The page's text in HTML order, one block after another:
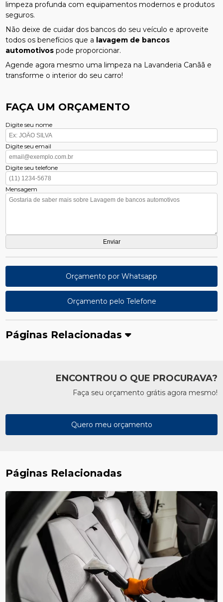
limpeza profunda com equipamentos modernos e produtos
seguros.
Não deixe de cuidar dos bancos do seu veículo e aproveite
todos os benefícios que a lavagem de bancos
automotivos pode proporcionar.
Agende agora mesmo uma limpeza na Lavanderia Canãã e
transforme o interior do seu carro!
FAÇA UM ORÇAMENTO
Digite seu nome
Digite seu email
Digite seu telefone
Mensagem
Orçamento por Whatsapp
Orçamento pelo Telefone
Páginas Relacionadas
ENCONTROU O QUE PROCURAVA?
Faça seu orçamento grátis agora mesmo!
Quero meu orçamento
Páginas Relacionadas